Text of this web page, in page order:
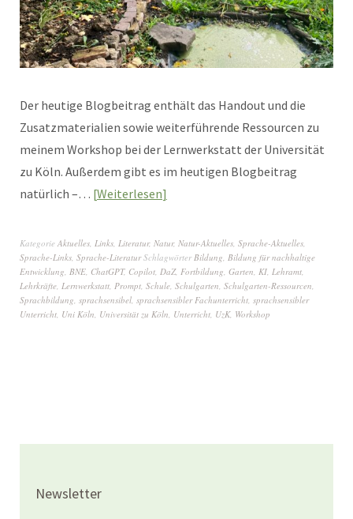
Der heutige Blogbeitrag enthält das Handout und die
Zusatzmaterialien sowie weiterführende Ressourcen zu
meinem Workshop bei der Lernwerkstatt der Universität
zu Köln. Außerdem gibt es im heutigen Blogbeitrag
natürlich –… Weiterlesen
Kategorie Aktuelles Links Literatur, Natur, Natur-Aktuelles Sprache-Aktuelles
Sprache-Links Sprache-Literatur Schlagwörter Bildung Bildung für nachhaltige
Entwicklung BNE ChatGPT, Copilot DaZ, Fortbildung Garten KI Lehramt
Lehrkräfte Lernwerkstatt Prompt Schule Schulgarten Schulgarten-Ressourcen
Sprachbildung sprachsensibel sprachsensibler Fachunterricht sprachsensibler
Unterricht Uni Köln Universität zu Köln Unterricht UzK, Workshop
Newsletter